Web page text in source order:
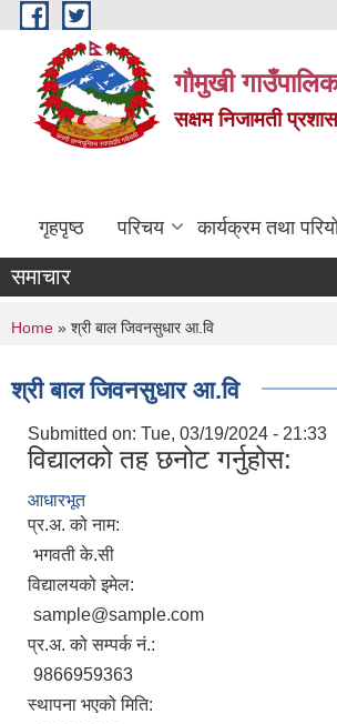
Skip to main content
गौमुखी
सक्षम निजामती
गृहपृष्ठ परिचय कार्यक्रम तथा
समाचार
You are here
Home » श्री बाल जिवनसुधार आ.वि
श्री बाल जिवनसुधार आ.वि
Submitted on: Tue, 03/19/2024 - 21:33
विद्यालको तह छनोट गर्नुहोस:
आधारभूत
प्र.अ. को नाम:
भगवती के.सी
विद्यालयको इमेल:
sample@sample.com
प्र.अ. को सम्पर्क नं.:
9866959363
स्थापना भएको मिति: